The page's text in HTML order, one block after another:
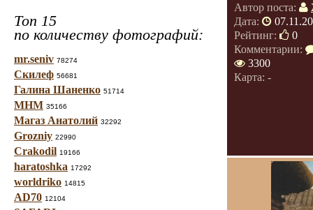
Топ 15
по количеству фотографий:
mr.seniv 78274
Скилеф 56681
Галина Шаненко 51714
МНМ 35166
Магаз Анатолий 32292
Grozniy 22990
Crakodil 19166
haratoshka 17292
worldriko 14815
AD70 12104
Автор поста:
Дата:
Рейтинг:
0
Комментарии:
3300
Карта: -